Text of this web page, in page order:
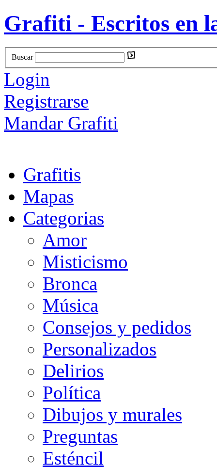
Grafiti - Escritos en
Buscar
Login
Registrarse
Mandar Grafiti
Grafitis
Mapas
Categorias
Amor
Misticismo
Bronca
Música
Consejos y pedidos
Personalizados
Delirios
Política
Dibujos y murales
Preguntas
Esténcil